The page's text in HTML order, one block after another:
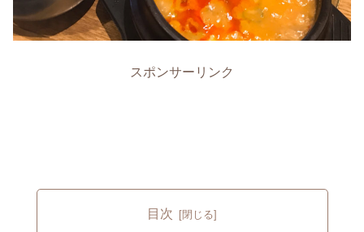
スポンサーリンク
目次